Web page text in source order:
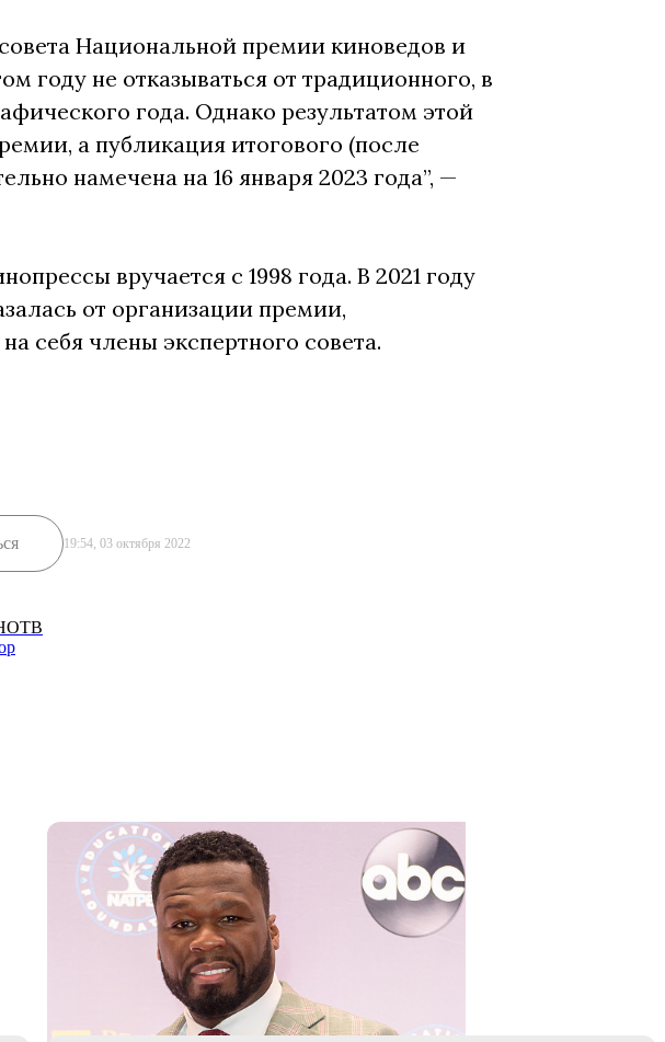
Национальной премии киноведов и
году не отказываться от традиционного, в
года. Однако результатом этой
а публикация итогового (после
намечена на 16 января 2023 года”, —
вручается с 1998 года. В 2021 году
от организации премии,
себя члены экспертного совета.
19:54, 03 октября 2022